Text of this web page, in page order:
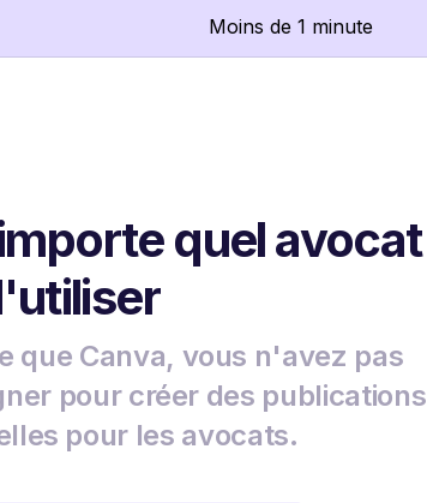
Moins de 1 minute
quel avocat
que Canva, vous n'avez pas
pour créer des publications
pour les avocats.